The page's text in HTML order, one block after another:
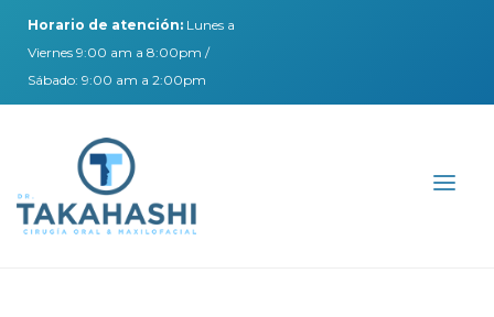
Horario de atención: Lunes a
Viernes 9:00 am a 8:00pm /
Sábado: 9:00 am a 2:00pm